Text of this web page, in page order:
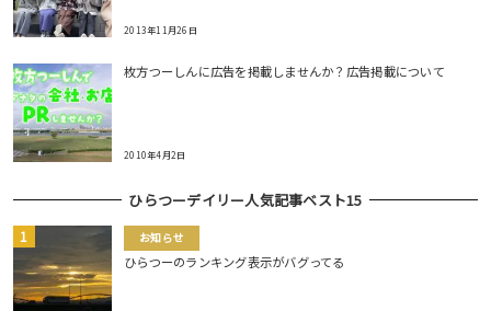
2013年11月26日
枚方つーしんに広告を掲載しませんか？広告掲載について
2010年4月2日
ひらつーデイリー人気記事ベスト15
お知らせ
ひらつーのランキング表示がバグってる